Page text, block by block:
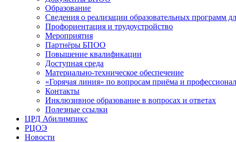
Образование
Сведения о реализации образовательных
Профориентация и трудоустройство
Мероприятия
Партнёры БПОО
Повышение квалификации
Доступная среда
Материально-техническое обеспечение
«Горячая линия» по вопросам приёма и
Контакты
Инклюзивное образование в вопросах и ответах
Полезные ссылки
ЦРД Абилимпикс
РЦОЭ
Новости